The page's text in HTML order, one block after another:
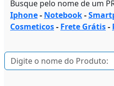
Busque pelo nome de um
Iphone- Notebook-
Cosmeticos- Frete Grátis-